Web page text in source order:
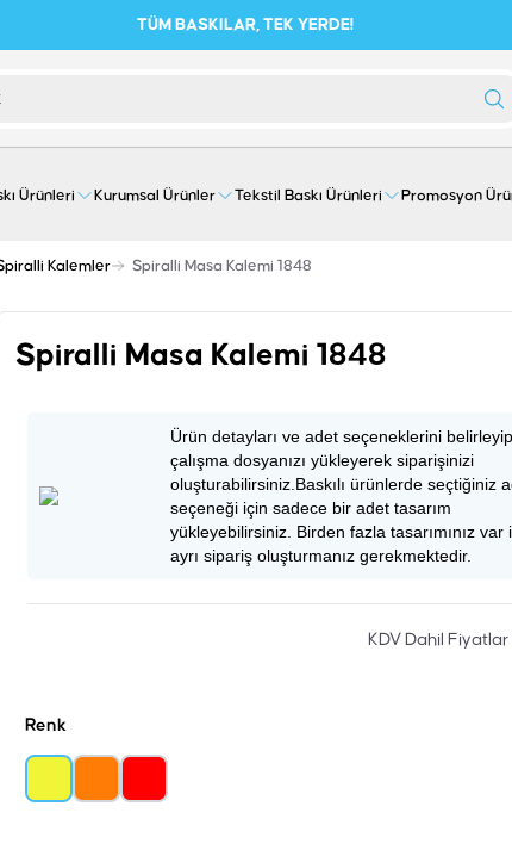
TÜM BASKILAR, TEK YERDE!
Ürünleri Kurumsal Ürünler Tekstil Baskı Ürünleri Promosyon
Kalemler Spiralli Masa Kalemi 1848
Spiralli Masa Kalemi 1848
Ürün detayları ve adet seçeneklerini belirleyip
çalışma dosyanızı yükleyerek siparişinizi
oluşturabilirsiniz.Baskılı ürünlerde seçtiğiniz
seçeneği için sadece bir adet tasarım
yükleyebilirsiniz. Birden fazla tasarımınız var
ayrı sipariş oluşturmanız gerekmektedir.
KDV Dahil Fiyatlar
Renk